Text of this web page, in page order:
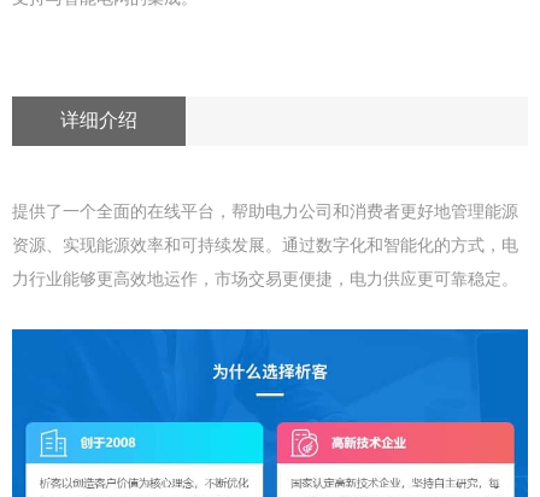
详细介绍
提供了一个全面的在线平台，帮助电力公司和消费者更好地管理能源
资源、实现能源效率和可持续发展。通过数字化和智能化的方式，电
力行业能够更高效地运作，市场交易更便捷，电力供应更可靠稳定。